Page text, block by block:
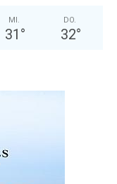
MI.
31 °
DO.
32°